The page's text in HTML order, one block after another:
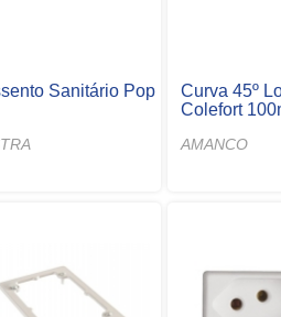
Sanitário Pop
Curva 45º
Colefort
AMANCO